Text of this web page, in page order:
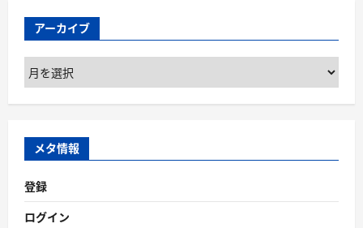
アーカイブ
ア
ー
カ
ブ
メタ情報
登録
ログイン